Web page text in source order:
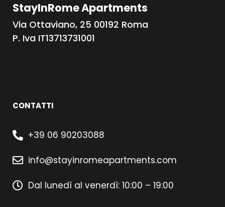
StayInRome Apartments
Via Ottaviano, 25 00192 Roma
P. Iva IT13713731001
CONTATTI
+39 06 90203088
info@stayinromeapartments.com
Dal lunedì al venerdì: 10:00 – 19:00